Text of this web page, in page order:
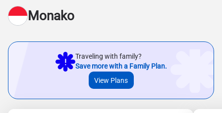
Monako
Traveling with family?
Save more with a Family Plan.
View Plans